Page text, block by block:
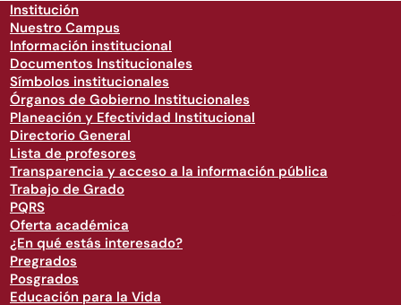
Institución
Nuestro Campus
Información institucional
Documentos Institucionales
Símbolos institucionales
Órganos de Gobierno Institucionales
Planeación y Efectividad Institucional
Directorio General
Lista de profesores
Transparencia y acceso a la información pública
Trabajo de Grado
PQRS
Oferta académica
¿En qué estás interesado?
Pregrados
Posgrados
Educación para la Vida